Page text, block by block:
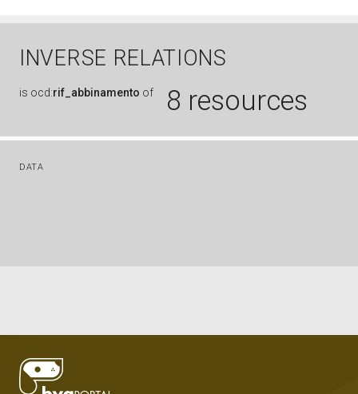
INVERSE RELATIONS
is ocd:rif_abbinamento of 8 resources
DATA